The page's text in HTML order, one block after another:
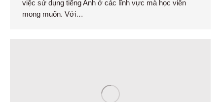
việc sử dụng tiếng Anh ở các lĩnh vực mà học viên
mong muốn. Với…